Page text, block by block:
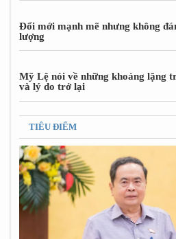
Đổi mới mạnh mẽ nhưng không
lượng
Mỹ Lệ nói về những khoảng lặng
và lý do trở lại
TIÊU ĐIỂM